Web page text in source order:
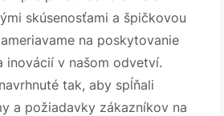
skúsenosťami a špičkovou
na poskytovanie
inovácií v našom odvetví.
tak, aby spĺňali
a požiadavky zákazníkov na